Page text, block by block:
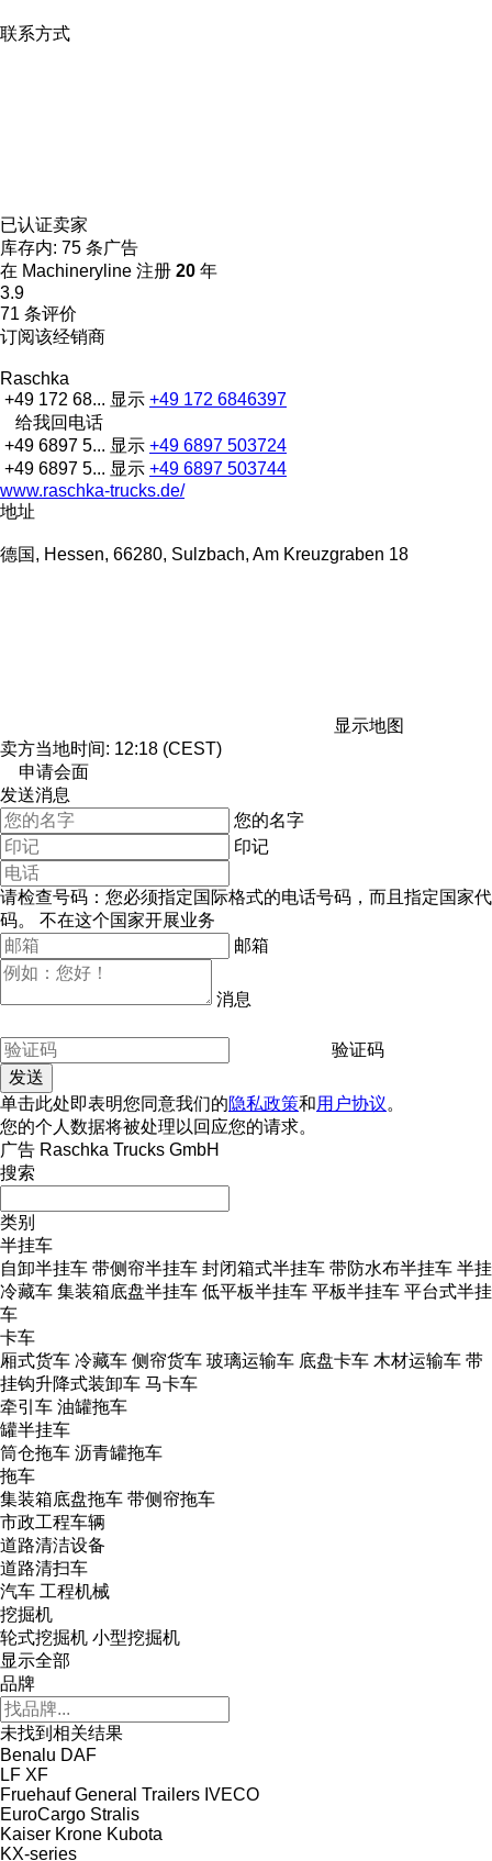
联系方式
已认证卖家
库存内: 75 条广告
在 Machineryline 注册 20 年
3.9
71 条评价
订阅该经销商
Raschka
+49 172 68... 显示 +49 172 6846397
给我回电话
+49 6897 5... 显示 +49 6897 503724
+49 6897 5... 显示 +49 6897 503744
www.raschka-trucks.de/
地址
德国, Hessen, 66280, Sulzbach, Am Kreuzgraben 18
显示地图
卖方当地时间: 12:18 (CEST)
申请会面
发送消息
您的名字
印记
请检查号码：您必须指定国际格式的电话号码，而且指定国家代
码。
不在这个国家开展业务
邮箱
消息
验证码
单击此处即表明您同意我们的隐私政策和用户协议。
您的个人数据将被处理以回应您的请求。
广告 Raschka Trucks GmbH
搜索
类别
半挂车
自卸半挂车 带侧帘半挂车 封闭箱式半挂车 带防水布半挂车 半挂
冷藏车 集装箱底盘半挂车 低平板半挂车 平板半挂车 平台式半挂
车
卡车
厢式货车 冷藏车 侧帘货车 玻璃运输车 底盘卡车 木材运输车 带
挂钩升降式装卸车 马卡车
牵引车 油罐拖车
罐半挂车
筒仓拖车 沥青罐拖车
拖车
集装箱底盘拖车 带侧帘拖车
市政工程车辆
道路清洁设备
道路清扫车
汽车 工程机械
挖掘机
轮式挖掘机 小型挖掘机
显示全部
品牌
未找到相关结果
Benalu DAF
LF XF
Fruehauf General Trailers IVECO
EuroCargo Stralis
Kaiser Krone Kubota
KX-series